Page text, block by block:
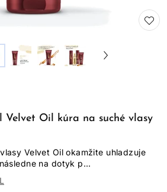
Velvet Oil kúra na suché vlasy
Velvet Oil okamžite uhladzuje
na dotyk p...